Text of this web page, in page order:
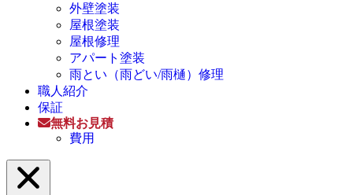
外壁塗装
屋根塗装
屋根修理
アパート塗装
雨とい（雨どい/雨樋）修理
職人紹介
保証
無料お見積
費用